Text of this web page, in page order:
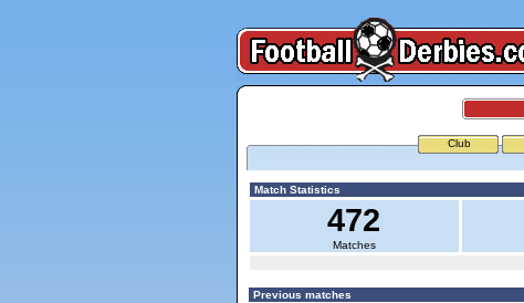
Club
Match Statistics
472
Matches
Previous matches